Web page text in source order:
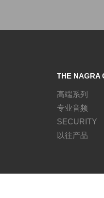
THE NAGRA
高端系列
专业音频
SECURITY
以往产品